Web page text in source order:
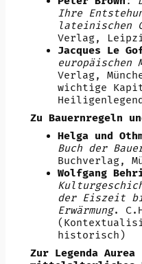
Ihre
lateinischen
Verlag,
Jacques Le
Verlag,
wichtige
Zu Bauernregeln
Helga und
Buch der
Buchverlag,
Wolfgang
der Eiszeit
Erwärmung.
historisch)
Zur Legenda Aurea